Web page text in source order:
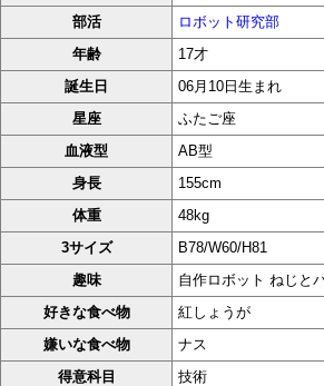
部活
ロボット研究部
年齢
17才
誕生日
06月10日生まれ
星座
ふたご座
血液型
AB型
身長
155cm
体重
48kg
3サイズ
B78/W60/H81
趣味
自作ロボット ねじと
好きな食べ物
紅しょうが
嫌いな食べ物
ナス
得意科目
技術